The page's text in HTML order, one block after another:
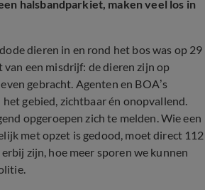
halsbandparkiet, maken veel los in
dieren in en rond het bos was op 29
een misdrijf: de dieren zijn op
gebracht. Agenten en BOA’s
gebied, zichtbaar én onopvallend.
opgeroepen zich te melden. Wie een
met opzet is gedood, moet direct 112
zijn, hoe meer sporen we kunnen